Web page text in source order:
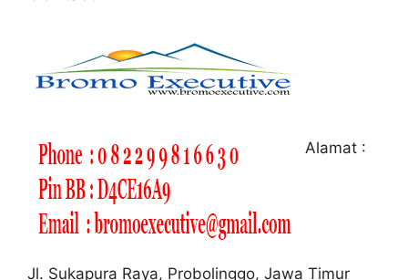
Alamat :
Jl. Sukapura Raya, Probolinggo, Jawa Timur